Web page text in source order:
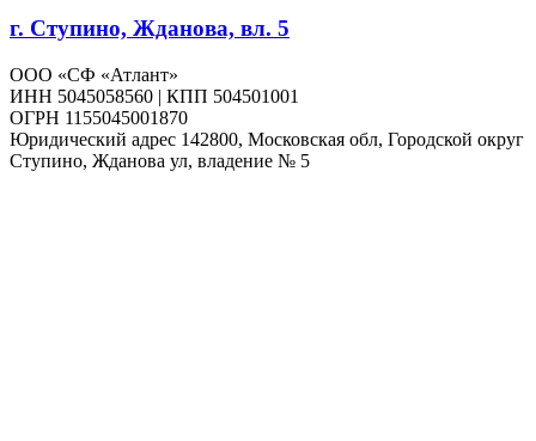
г. Ступино, Жданова, вл. 5
ООО «СФ «Атлант»
ИНН 5045058560 | КПП 504501001
ОГРН 1155045001870
Юридический адрес 142800, Московская обл, Городской округ
Ступино, Жданова ул, владение № 5